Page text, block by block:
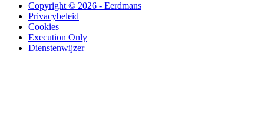
Copyright © 2026 - Eerdmans
Privacybeleid
Cookies
Execution Only
Dienstenwijzer